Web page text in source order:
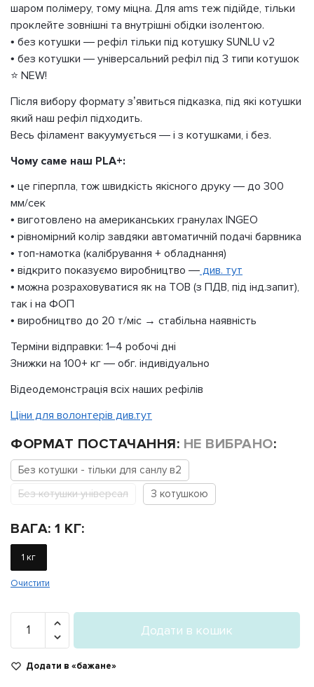
шаром полімеру, тому міцна. Для ams теж підійде, тільки
проклейте зовнішні та внутрішні обідки ізолентою.
• без котушки — рефіл тільки під котушку SUNLU v2
• без котушки — універсальний рефіл під 3 типи котушок
⭐ NEW!
Після вибору формату з’явиться підказка, під які котушки
який наш рефіл підходить.
Весь філамент вакуумується — і з котушками, і без.
Чому саме наш PLA+:
• це гіперпла, тож швидкість якісного друку — до 300
мм/сек
• виготовлено на американських гранулах INGEO
• рівномірний колір завдяки автоматичній подачі барвника
• топ-намотка (калібрування + обладнання)
• відкрито показуємо виробництво — див. тут
• можна розраховуватися як на ТОВ (з ПДВ, під інд.запит),
так і на ФОП
• виробництво до 20 т/міс → стабільна наявність
Терміни відправки: 1–4 робочі дні
Знижки на 100+ кг — обг. індивідуально
Відеодемонстрація всіх наших рефілів
Ціни для волонтерів див.тут
ФОРМАТ ПОСТАЧАННЯ: НЕ ВИБРАНО:
Без котушки - тільки для санлу в2
Без котушки універсал
З котушкою
ВАГА: 1 КГ:
1 кг
Очистити
Філамент
PLA+
07
Додати в кошик
Додати в «бажане»